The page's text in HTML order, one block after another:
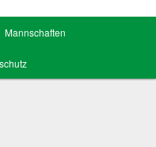
Badminton
Mannschaften